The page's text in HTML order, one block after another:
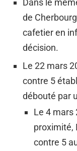
Dans le
de
cafetier en
décision.
Le 22 mars
contre 5
débouté par
Le 4 mars
proximité,
contre 5